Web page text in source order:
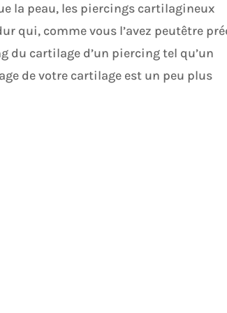
la peau, les piercings cartilagineux
qui, comme vous l’avez peutêtre
du cartilage d’un piercing tel qu’un
de votre cartilage est un peu plus